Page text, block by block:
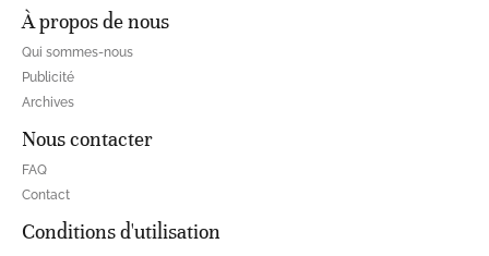
À propos de nous
Qui sommes-nous
Publicité
Archives
Nous contacter
FAQ
Contact
Conditions d'utilisation